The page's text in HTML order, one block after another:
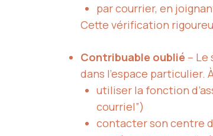
par courrier, en
Cette vérification
Contribuable oublié – Le
dans l’espace particulier.
utiliser la fonction
courriel”)
contacter son centre